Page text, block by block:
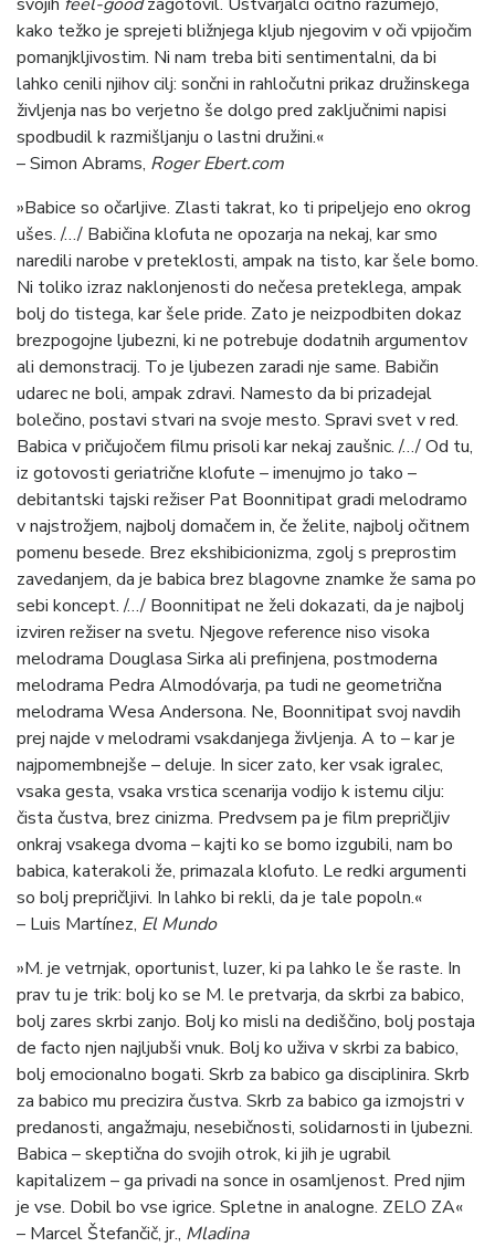
kako težko je sprejeti bližnjega kljub njegovim v oči vpijočim
pomanjkljivostim. Ni nam treba biti sentimentalni, da bi
lahko cenili njihov cilj: sončni in rahločutni prikaz družinskega
življenja nas bo verjetno še dolgo pred zaključnimi napisi
spodbudil k razmišljanju o lastni družini.«
– Simon Abrams, Roger Ebert.com
»Babice so očarljive. Zlasti takrat, ko ti pripeljejo eno okrog
ušes. /…/ Babičina klofuta ne opozarja na nekaj, kar smo
naredili narobe v preteklosti, ampak na tisto, kar šele bomo.
Ni toliko izraz naklonjenosti do nečesa preteklega, ampak
bolj do tistega, kar šele pride. Zato je neizpodbiten dokaz
brezpogojne ljubezni, ki ne potrebuje dodatnih argumentov
ali demonstracij. To je ljubezen zaradi nje same. Babičin
udarec ne boli, ampak zdravi. Namesto da bi prizadejal
bolečino, postavi stvari na svoje mesto. Spravi svet v red.
Babica v pričujočem filmu prisoli kar nekaj zaušnic. /…/ Od tu,
iz gotovosti geriatrične klofute – imenujmo jo tako –
debitantski tajski režiser Pat Boonnitipat gradi melodramo
v najstrožjem, najbolj domačem in, če želite, najbolj očitnem
pomenu besede. Brez ekshibicionizma, zgolj s preprostim
zavedanjem, da je babica brez blagovne znamke že sama po
sebi koncept. /…/ Boonnitipat ne želi dokazati, da je najbolj
izviren režiser na svetu. Njegove reference niso visoka
melodrama Douglasa Sirka ali prefinjena, postmoderna
melodrama Pedra Almodóvarja, pa tudi ne geometrična
melodrama Wesa Andersona. Ne, Boonnitipat svoj navdih
prej najde v melodrami vsakdanjega življenja. A to – kar je
najpomembnejše – deluje. In sicer zato, ker vsak igralec,
vsaka gesta, vsaka vrstica scenarija vodijo k istemu cilju:
čista čustva, brez cinizma. Predvsem pa je film prepričljiv
onkraj vsakega dvoma – kajti ko se bomo izgubili, nam bo
babica, katerakoli že, primazala klofuto. Le redki argumenti
so bolj prepričljivi. In lahko bi rekli, da je tale popoln.«
– Luis Martínez, El Mundo
»M. je vetrnjak, oportunist, luzer, ki pa lahko le še raste. In
prav tu je trik: bolj ko se M. le pretvarja, da skrbi za babico,
bolj zares skrbi zanjo. Bolj ko misli na dediščino, bolj postaja
de facto njen najljubši vnuk. Bolj ko uživa v skrbi za babico,
bolj emocionalno bogati. Skrb za babico ga disciplinira. Skrb
za babico mu precizira čustva. Skrb za babico ga izmojstri v
predanosti, angažmaju, nesebičnosti, solidarnosti in ljubezni.
Babica – skeptična do svojih otrok, ki jih je ugrabil
kapitalizem – ga privadi na sonce in osamljenost. Pred njim
je vse. Dobil bo vse igrice. Spletne in analogne. ZELO ZA«
– Marcel Štefančič, jr., Mladina